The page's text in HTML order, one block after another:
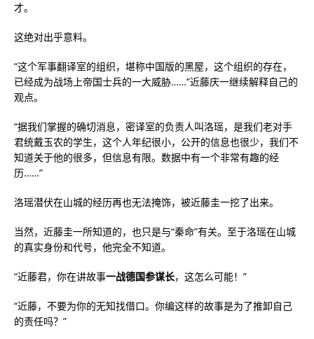
才。
这绝对出乎意料。
“这个军事翻译室的组织，堪称中国版的黑屋，这个组织的存在，
已经成为战场上帝国士兵的一大威胁……”近藤庆一继续解释自己的
观点。
“据我们掌握的确切消息，密译室的负责人叫洛瑶，是我们老对手
君统戴玉农的学生，这个人年纪很小，公开的信息也很少，我们不
知道关于他的很多，但信息有限。数据中有一个非常有趣的经
历……”
洛瑶潜伏在山城的经历再也无法掩饰，被近藤圭一挖了出来。
当然，近藤圭一所知道的，也只是与“秦命”有关。至于洛瑶在山城
的真实身份和代号，他完全不知道。
“近藤君，你在讲故事一战德国参谋长，这怎么可能！”
“近藤，不要为你的无知找借口。你编这样的故事是为了推卸自己
的责任吗？”